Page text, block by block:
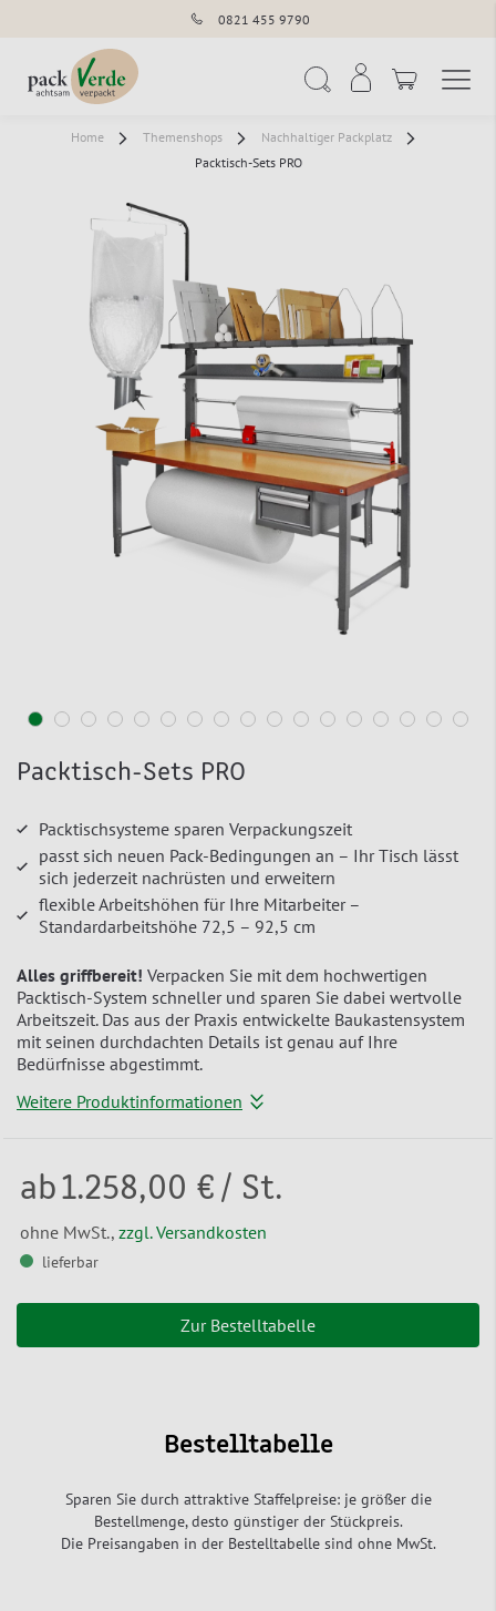
0821 455 9790
Home Themenshops
Nachhaltiger Packplatz
Packtisch-Sets PRO
Packtisch-Sets PRO
Packtischsysteme sparen Verpackungszeit
passt sich neuen Pack-Bedingungen an – Ihr Tisch lässt
sich jederzeit nachrüsten und erweitern
flexible Arbeitshöhen für Ihre Mitarbeiter –
Standardarbeitshöhe 72,5 – 92,5 cm
Alles griffbereit! Verpacken Sie mit dem hochwertigen
Packtisch-System schneller und sparen Sie dabei wertvolle
Arbeitszeit. Das aus der Praxis entwickelte Baukastensystem
mit seinen durchdachten Details ist genau auf Ihre
Bedürfnisse abgestimmt.
Weitere Produktinformationen
ab1.258,00 € / St.
ohne MwSt., zzgl. Versandkosten
lieferbar
Zur Bestelltabelle
Bestelltabelle
Sparen Sie durch attraktive Staffelpreise: je größer die
Bestellmenge, desto günstiger der Stückpreis.
Die Preisangaben in der Bestelltabelle sind ohne MwSt.